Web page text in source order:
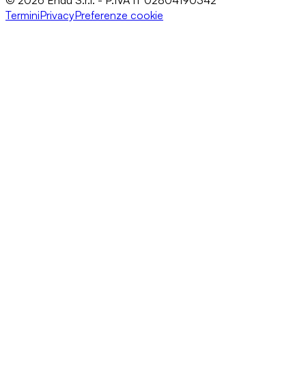
TerminiPrivacyPreferenze cookie